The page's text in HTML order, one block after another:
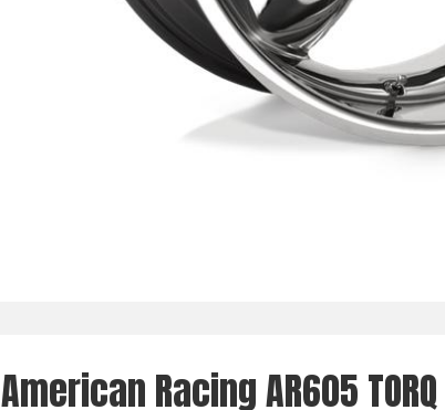
American Racing AR605 TORQ